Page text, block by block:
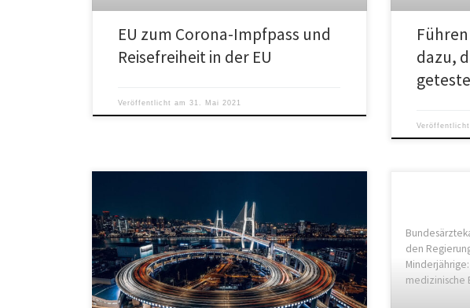
EU zum Corona-Impfpass und
Reisefreiheit in der EU
Veröffentlicht am31. Mai 2021
dazu,
China baut neue Kernkraftwerke. Auftakt eines
langfristigen Bauprogramms zur Errichtung zahlreicher
weiterer Kernkraftwerke.
den